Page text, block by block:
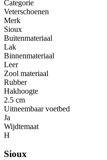
Categorie
Veterschoenen
Merk
Sioux
Buitenmateriaal
Lak
Binnenmateriaal
Leer
Zool materiaal
Rubber
Hakhoogte
2.5 cm
Uitneembaar voetbed
Ja
Wijdtemaat
H
Sioux